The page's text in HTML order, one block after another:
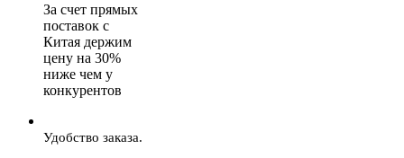
За счет прямых
поставок с
Китая держим
цену на 30%
ниже чем у
конкурентов
Удобство заказа.